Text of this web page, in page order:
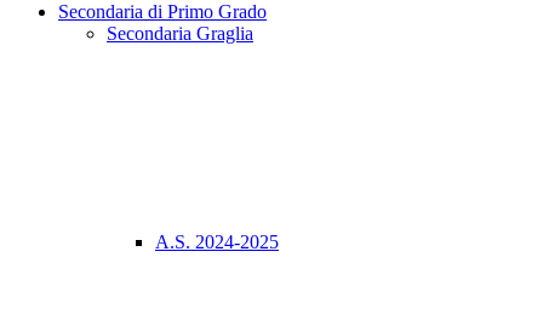
Secondaria di Primo Grado
Secondaria Graglia
A.S. 2024-2025